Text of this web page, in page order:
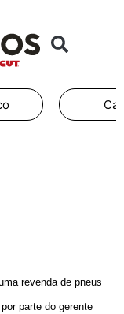
revenda de pneus
parte do gerente